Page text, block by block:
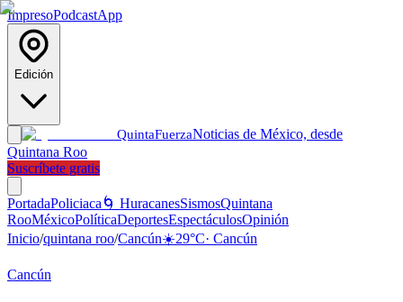
ImpresoPodcastApp
Edición
QuintaFuerzaNoticias de México, desde
Quintana Roo
Suscríbete gratis
PortadaPoliciaca 🌀 HuracanesSismosQuintana
RooMéxicoPolíticaDeportesEspectáculosOpinión
Inicio/quintana roo/Cancún☀️29°C· Cancún
Cancún